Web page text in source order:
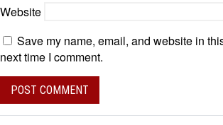
Website
Save my name, email, and website in
next time I comment.